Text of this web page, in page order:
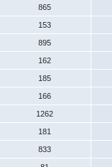
865
153
895
162
185
166
1262
181
833